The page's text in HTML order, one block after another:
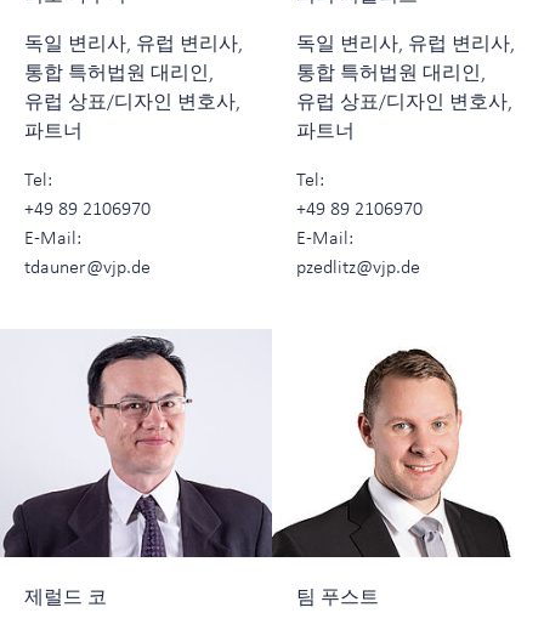
독일 변리사, 유럽 변리사,
통합 특허법원 대리인,
유럽 상표/디자인 변호사,
파트너
Tel:
+49 89 2106970
E-Mail:
tdauner@vjp.de
독일 변리사, 유럽 변리사,
통합 특허법원 대리인,
유럽 상표/디자인 변호사,
파트너
Tel:
+49 89 2106970
E-Mail:
pzedlitz@vjp.de
제럴드 코 팀 푸스트